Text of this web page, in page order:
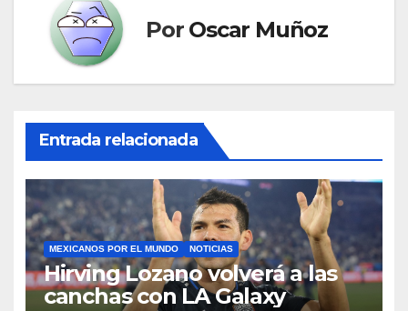
Por Oscar Muñoz
Entrada relacionada
MEXICANOS POR EL MUNDO NOTICIAS
Hirving Lozano volverá a las
canchas con LA Galaxy